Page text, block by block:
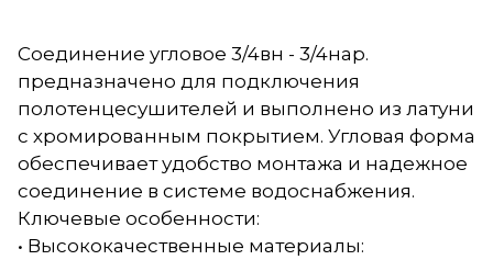
Соединение угловое 3/4вн - 3/4нар.
предназначено для подключения
полотенцесушителей и выполнено из латуни
с хромированным покрытием. Угловая форма
обеспечивает удобство монтажа и надежное
соединение в системе водоснабжения.
Ключевые особенности:
• Высококачественные материалы: